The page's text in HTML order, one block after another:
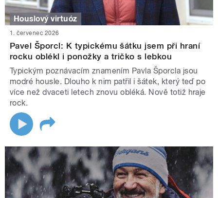
Houslový virtuóz
1. červenec 2026
Pavel Šporcl: K typickému šátku jsem při hraní
rocku oblékl i ponožky a tričko s lebkou
Typickým poznávacím znamením Pavla Šporcla jsou
modré housle. Dlouho k nim patřil i šátek, který teď po
více než dvaceti letech znovu obléká. Nově totiž hraje
rock.